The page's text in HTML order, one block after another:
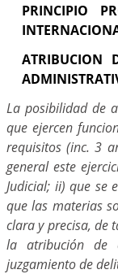
PRINCIPIO
ATRIBUCION
La posibilidad de
que ejercen
requisitos (inc. 3
general este
Judicial; ii) que se
que las materias
clara y precisa, de
la atribución de
juzgamiento de